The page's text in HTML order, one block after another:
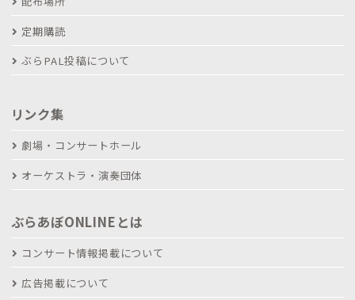
定期購読
ぶらPAL投稿について
リンク集
劇場・コンサートホール
オーケストラ・演奏団体
ぶらあぼONLINEとは
コンサート情報掲載について
広告掲載について